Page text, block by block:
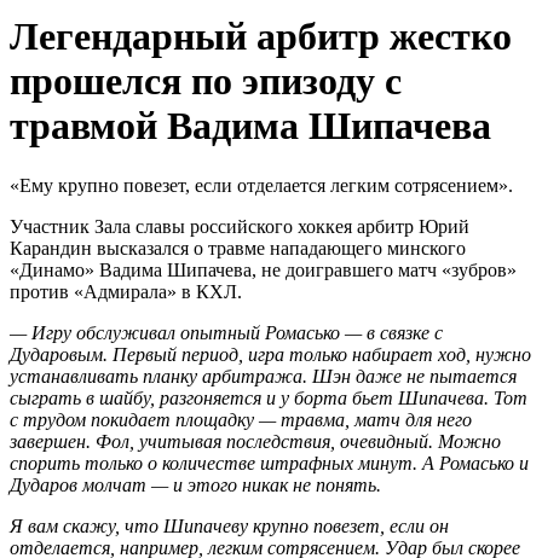
Легендарный арбитр жестко
прошелся по эпизоду с
травмой Вадима Шипачева
«Ему крупно повезет, если отделается легким сотрясением».
Участник Зала славы российского хоккея арбитр Юрий
Карандин высказался о травме нападающего минского
«Динамо» Вадима Шипачева, не доигравшего матч «зубров»
против «Адмирала» в КХЛ.
— Игру обслуживал опытный Ромасько — в связке с
Дударовым. Первый период, игра только набирает ход, нужно
устанавливать планку арбитража. Шэн даже не пытается
сыграть в шайбу, разгоняется и у борта бьет Шипачева. Тот
с трудом покидает площадку — травма, матч для него
завершен. Фол, учитывая последствия, очевидный. Можно
спорить только о количестве штрафных минут. А Ромасько и
Дударов молчат — и этого никак не понять.
Я вам скажу, что Шипачеву крупно повезет, если он
отделается, например, легким сотрясением. Удар был скорее